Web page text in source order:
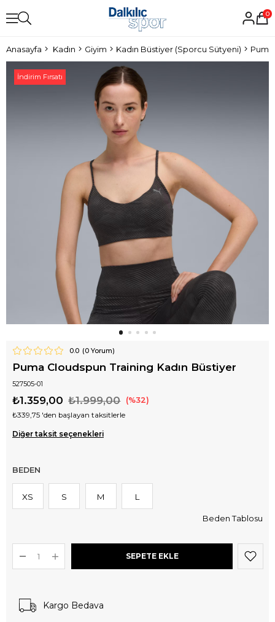
0
Anasayfa Kadın Giyim Kadın Büstiyer (Sporcu Sütyeni)
İndirim Fırsatı
0.0 (0Yorum)
Puma Cloudspun Training Kadın Büstiyer
527505-01
₺1.999,00
₺1.359,00 32
₺339,75 'den başlayan taksitlerle
Diğer taksit seçenekleri
BEDEN
XS S M L
Beden Tablosu
Kargo Bedava